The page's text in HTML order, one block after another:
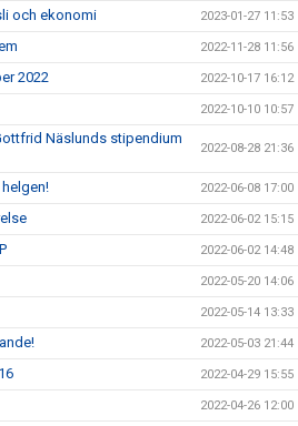
och ekonomi 2023-01-27 11:53
2022-11-28 11:56
2022 2022-10-17 16:12
2022-10-10 10:57
Näslunds stipendium
2022-08-28 21:36
2022-06-08 17:00
2022-06-02 15:15
2022-06-02 14:48
2022-05-20 14:06
2022-05-14 13:33
2022-05-03 21:44
2022-04-29 15:55
2022-04-26 12:00